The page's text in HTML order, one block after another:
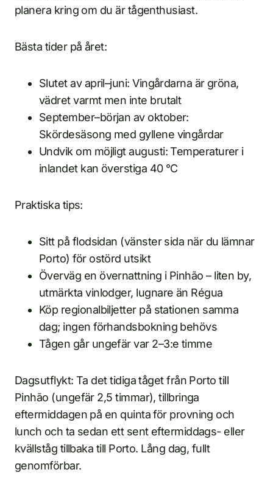
planera kring om du är tågenthusiast.
Bästa tider på året:
Slutet av april–juni: Vingårdarna är gröna,
vädret varmt men inte brutalt
September–början av oktober:
Skördesäsong med gyllene vingårdar
Undvik om möjligt augusti: Temperaturer i
inlandet kan överstiga 40 °C
Praktiska tips:
Sitt på flodsidan (vänster sida när du lämnar
Porto) för ostörd utsikt
Överväg en övernattning i Pinhão – liten by,
utmärkta vinlodger, lugnare än Régua
Köp regionalbiljetter på stationen samma
dag; ingen förhandsbokning behövs
Tågen går ungefär var 2–3:e timme
Dagsutflykt: Ta det tidiga tåget från Porto till
Pinhão (ungefär 2,5 timmar), tillbringa
eftermiddagen på en quinta för provning och
lunch och ta sedan ett sent eftermiddags- eller
kvällståg tillbaka till Porto. Lång dag, fullt
genomförbar.